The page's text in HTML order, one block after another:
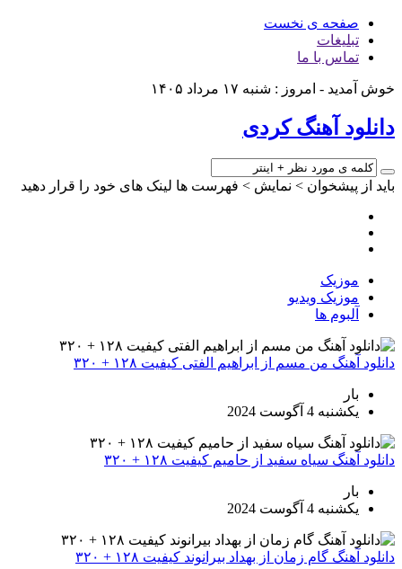
صفحه ی نخست
تبلیغات
تماس با ما
خوش آمدید - امروز : شنبه ۱۷ مرداد ۱۴۰۵
دانلود آهنگ کردی
باید از پیشخوان > نمایش > فهرست ها لینک های خود را قرار دهید
موزیک
موزیک ویدیو
آلبوم ها
دانلود آهنگ من مسم از ابراهیم الفتی کیفیت ۱۲۸ + ۳۲۰
بار
یکشنبه 4 آگوست 2024
دانلود آهنگ سیاه سفید از حامیم کیفیت ۱۲۸ + ۳۲۰
بار
یکشنبه 4 آگوست 2024
دانلود آهنگ گام زمان از بهداد بیرانوند کیفیت ۱۲۸ + ۳۲۰